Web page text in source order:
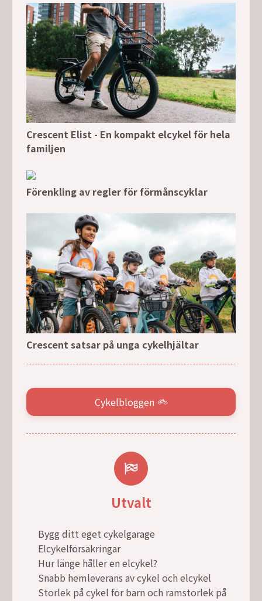
Crescent Elist - En kompakt elcykel för hela
familjen
Förenkling av regler för förmånscyklar
Crescent satsar på unga cykelhjältar
Cykelbloggen
Utvalt
Bygg ditt eget cykelgarage
Elcykelförsäkringar
Hur länge håller en elcykel?
Snabb hemleverans av cykel och elcykel
Storlek på cykel för barn och ramstorlek på